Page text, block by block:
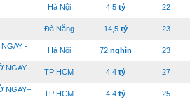
Hà Nội 4,5 tỷ 22
Đà Nẵng 14,5 tỷ 23
-
Hà Nội 72 nghìn 23
NGAY–
TP HCM 4,4 tỷ 27
NGAY–
TP HCM 4,4 tỷ 25